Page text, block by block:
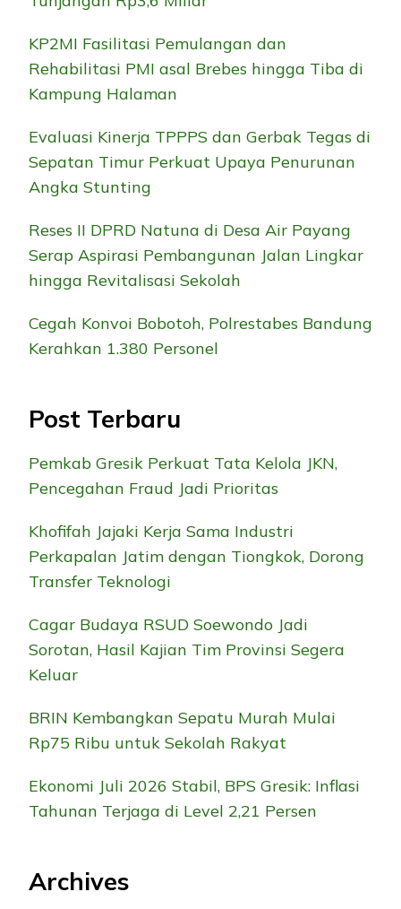
KP2MI Fasilitasi Pemulangan dan
Rehabilitasi PMI asal Brebes hingga Tiba di
Kampung Halaman
Evaluasi Kinerja TPPPS dan Gerbak Tegas di
Sepatan Timur Perkuat Upaya Penurunan
Angka Stunting
Reses II DPRD Natuna di Desa Air Payang
Serap Aspirasi Pembangunan Jalan Lingkar
hingga Revitalisasi Sekolah
Cegah Konvoi Bobotoh, Polrestabes Bandung
Kerahkan 1.380 Personel
Post Terbaru
Pemkab Gresik Perkuat Tata Kelola JKN,
Pencegahan Fraud Jadi Prioritas
Khofifah Jajaki Kerja Sama Industri
Perkapalan Jatim dengan Tiongkok, Dorong
Transfer Teknologi
Cagar Budaya RSUD Soewondo Jadi
Sorotan, Hasil Kajian Tim Provinsi Segera
Keluar
BRIN Kembangkan Sepatu Murah Mulai
Rp75 Ribu untuk Sekolah Rakyat
Ekonomi Juli 2026 Stabil, BPS Gresik: Inflasi
Tahunan Terjaga di Level 2,21 Persen
Archives